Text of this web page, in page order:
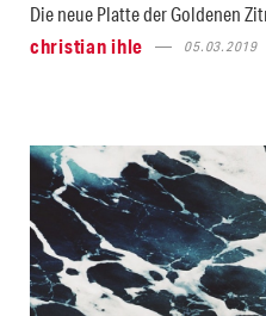
Die neue Platte der Goldenen
christian ihle
05.03.2019